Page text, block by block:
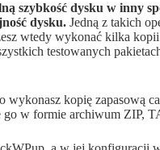
szybkość dysku w inny
dysku. Jedną z takich
wtedy wykonać kilka
testowanych
wykonasz kopię zapasową
go w formie archiwum ZIP,